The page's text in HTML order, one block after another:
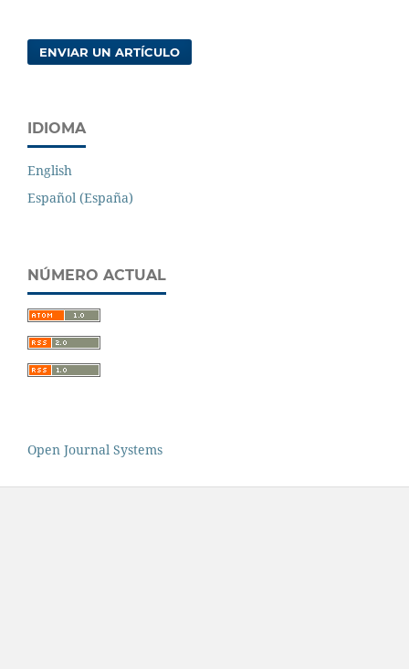
ENVIAR UN ARTÍCULO
IDIOMA
English
Español (España)
NÚMERO ACTUAL
Open Journal Systems